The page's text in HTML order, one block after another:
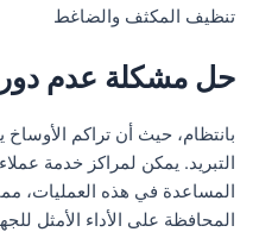
تنظيف المكثف والضاغط
حل مشكلة عدم
بانتظام، حيث أن تراكم
المساعدة في هذه العمليات،
المحافظة على الأداء الأمثل